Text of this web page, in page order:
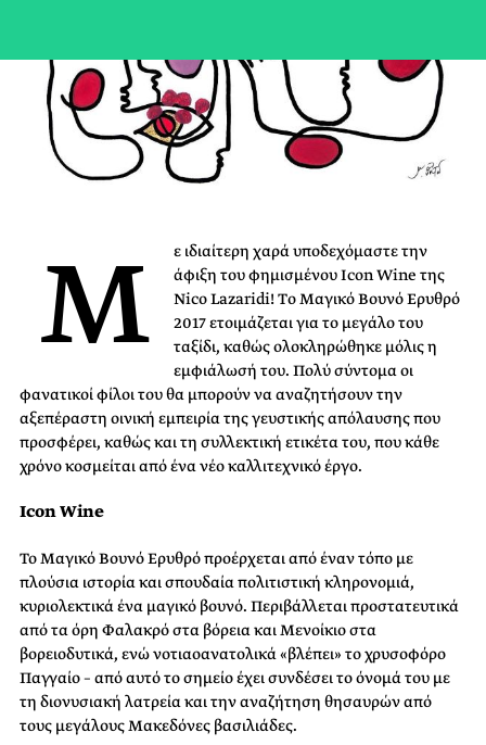
Μ
ε ιδιαίτερη χαρά υποδεχόμαστε την
άφιξη του φημισμένου Icon Wine της
Nico Lazaridi! Τo Μαγικό Βουνό Ερυθρό
2017 ετοιμάζεται για το μεγάλο του
ταξίδι, καθώς ολοκληρώθηκε μόλις η
εμφιάλωσή του. Πολύ σύντομα οι
φανατικοί φίλοι του θα μπορούν να αναζητήσουν την
αξεπέραστη οινική εμπειρία της γευστικής απόλαυσης που
προσφέρει, καθώς και τη συλλεκτική ετικέτα του, που κάθε
χρόνο κοσμείται από ένα νέο καλλιτεχνικό έργο.
Icon Wine
Το Μαγικό Βουνό Ερυθρό προέρχεται από έναν τόπο με
πλούσια ιστορία και σπουδαία πολιτιστική κληρονομιά,
κυριολεκτικά ένα μαγικό βουνό. Περιβάλλεται προστατευτικά
από τα όρη Φαλακρό στα βόρεια και Μενοίκιο στα
βορειοδυτικά, ενώ νοτιαοανατολικά «βλέπει» το χρυσοφόρο
Παγγαίο – από αυτό το σημείο έχει συνδέσει το όνομά του με
τη διονυσιακή λατρεία και την αναζήτηση θησαυρών από
τους μεγάλους Μακεδόνες βασιλιάδες.